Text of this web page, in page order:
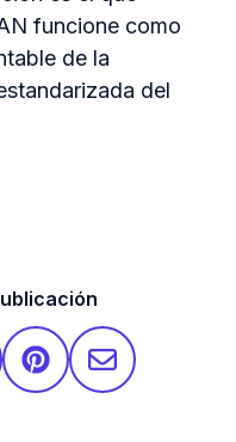
funcione como
de la
del